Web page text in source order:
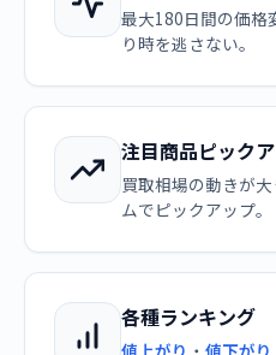
最大180日間の価格
り時を逃さない。
注目商品ピック
買取相場の動きが
ムでピックアップ。
各種ランキング
値上がり ・ 値下がり